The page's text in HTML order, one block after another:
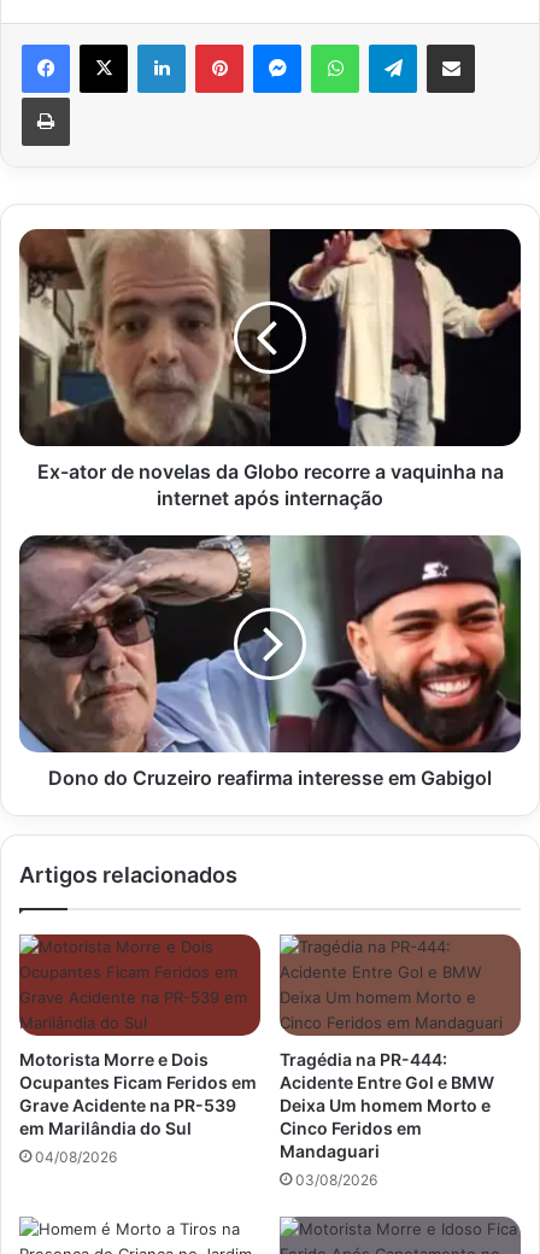
Facebook
X LinkedinPinterestMessengerWhatsAppTelegramCompartilhar via e-mail
Imprimir
Ex-
ator
de
novelas
da
Globo
vaquinha
internação
Ex-ator de novelas da Globo recorre a vaquinha na
internet após internação
Dono
do
Cruzeiro
reafirma
interesse
em
Gabigol
Dono do Cruzeiro reafirma interesse em Gabigol
Artigos relacionados
Motorista Morre e Dois
Ocupantes Ficam Feridos em
Grave Acidente na PR-539
em Marilândia do Sul
04/08/2026
Tragédia na PR-444:
Acidente Entre Gol e BMW
Deixa Um homem Morto e
Cinco Feridos em
Mandaguari
03/08/2026